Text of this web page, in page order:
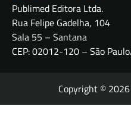
Publimed Editora Ltda.
Rua Felipe Gadelha, 104
Sala 55 – Santana
CEP: 02012-120 – São
Copyright © 2026